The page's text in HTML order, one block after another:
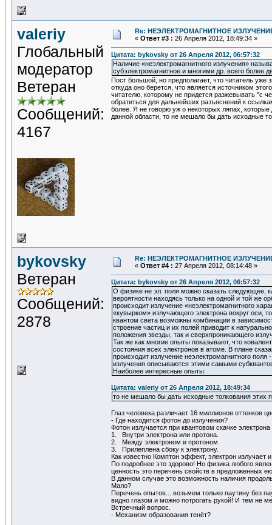
valeriy
Глобальный
модератор
Ветеран
Сообщений:
4167
Re: НЕЭЛЕКТРОМАГНИТНОЕ
« Ответ #3 : 26 Апреля 2012, 18:49:34 »
Цитата: bykovsky от 26 Апреля 2012, 06:57:32
Наличие «неэлектромагнитного излучения»
субэлектромагнитное и многими др. всего более
Пост большой, но предполагает, что читатель
откуда оно берется, что является источником
читателю, которому не придется разжевывать "с
обратиться для дальнейших разъяснений к
более. Я не говорю уж о некоторых ляпах,
данной области, то не мешало бы дать исходные
bykovsky
Ветеран
Сообщений:
2878
Re: НЕЭЛЕКТРОМАГНИТНОЕ
« Ответ #4 : 27 Апреля 2012, 08:14:48 »
Цитата: bykovsky от 26 Апреля 2012, 06:57:32
О физике не эл. поля можно сказать следующее,
вероятности находясь только на одной и той же
происходит излучение «неэлектромагнитного
«кувырком» излучающего электрона вокруг оси,
квантом света возможны комбинации в
строение частиц и их полей приводит к
положения звезды, так и сверхпроникающего
Так же как многие опыты показывают, что
состояния всех электронов в атоме. В плане
происходит излучение неэлектромагнитного
излучения описываются этими самыми
Наиболее интересные опыты:
Цитата: valeriy от 26 Апреля 2012, 18:49:34
то не мешало бы дать исходные толкования этих
Глаз человека различает 16 миллионов оттенков
- Где находится фотон до излучения?
Фотон излучается при квантовом скачке
1. Внутри электрона или протона.
2. Между электроном и протоном
3. Прилеплена сбоку к электрону.
Как известно Комптон эффект, электрон излучает
По подробнее это здорово! Но физика любого
ценность это перечень свойств в предложенных
В данном случае это возможность наличия
Мало?
Перечень опытов... возьмем только паутину без
видно глазом и можно потрогать рукой! И тем не
Встречный вопрос.
- Механизм образования тенёт?